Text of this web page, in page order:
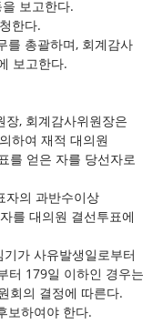
보고한다.
한다.
를 총괄하며, 회계감사
보고한다.
, 회계감사위원장은
하여 재적 대의원
를 얻은 자를 당선자로
의 과반수이상
를 대의원 결선투표에
가 사유발생일로부터
터 179일 이하인 경우는
회의 결정에 따른다.
보하여야 한다.